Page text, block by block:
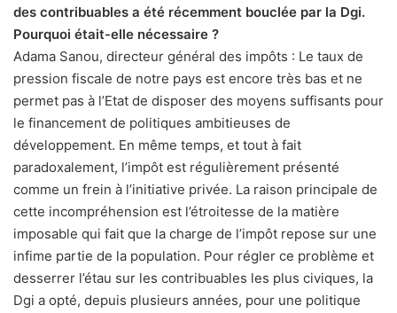
des contribuables a été récemment bouclée par la Dgi.
Pourquoi était-elle nécessaire ?
Adama Sanou, directeur général des impôts : Le taux de
pression fiscale de notre pays est encore très bas et ne
permet pas à l’Etat de disposer des moyens suffisants pour
le financement de politiques ambitieuses de
développement. En même temps, et tout à fait
paradoxalement, l’impôt est régulièrement présenté
comme un frein à l’initiative privée. La raison principale de
cette incompréhension est l’étroitesse de la matière
imposable qui fait que la charge de l’impôt repose sur une
infime partie de la population. Pour régler ce problème et
desserrer l’étau sur les contribuables les plus civiques, la
Dgi a opté, depuis plusieurs années, pour une politique